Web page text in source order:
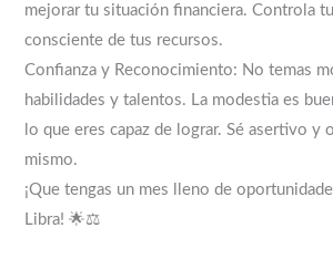
mejorar tu situación financiera. Controla
consciente de tus recursos.
Confianza y Reconocimiento: No temas
habilidades y talentos. La modestia es
lo que eres capaz de lograr. Sé asertivo y
mismo.
¡Que tengas un mes lleno de
Libra! 🌟⚖️